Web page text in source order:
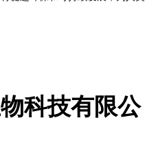
科技有限公